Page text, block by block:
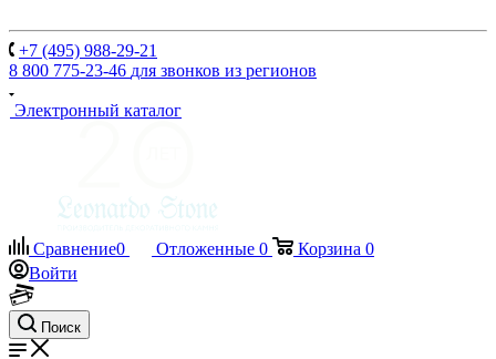
+7 (495) 988-29-21
8 800 775-23-46 для звонков из регионов
Электронный каталог
Сравнение0 Отложенные 0 Корзина 0
Войти
Поиск